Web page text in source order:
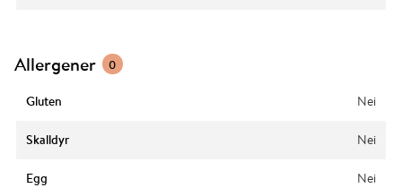
Allergener 0
Gluten Nei
Skalldyr Nei
Egg Nei